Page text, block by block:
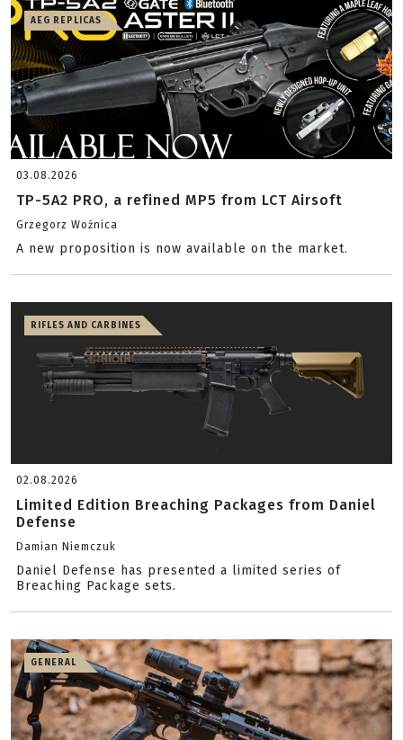
AEG REPLICAS
03.08.2026
TP-5A2 PRO, a refined MP5 from LCT Airsoft
Grzegorz Woźnica
A new proposition is now available on the market.
RIFLES AND CARBINES
02.08.2026
Limited Edition Breaching Packages from Daniel
Defense
Damian Niemczuk
Daniel Defense has presented a limited series of
Breaching Package sets.
GENERAL